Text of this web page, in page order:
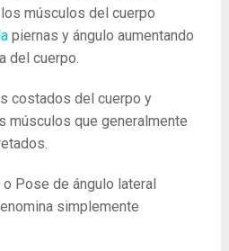
músculos del cuerpo
piernas y ángulo aumentando
del cuerpo.
costados del cuerpo y
músculos que generalmente
Pose de ángulo lateral
simplemente